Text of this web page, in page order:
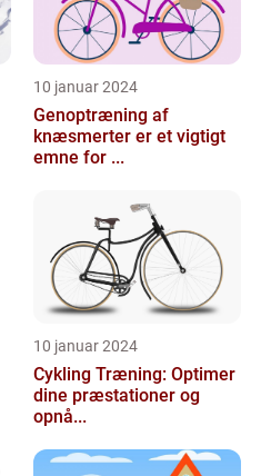
10 januar 2024
Genoptræning af
knæsmerter er et vigtigt
emne for ...
10 januar 2024
Cykling Træning: Optimer
dine præstationer og
opnå...